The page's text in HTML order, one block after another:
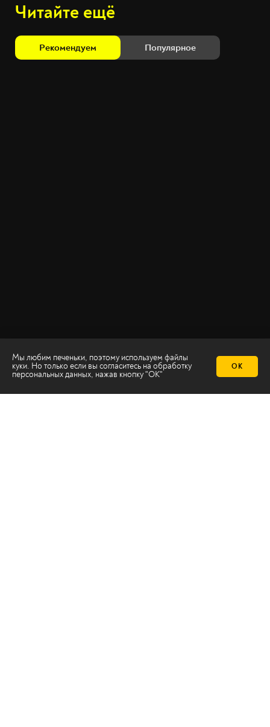
Читайте ещё
Рекомендуем Популярное
Мы любим печеньки, поэтому используем файлы
куки. Но только если вы согласитесь на обработку
персональных данных, нажав кнопку "ОК"
ОК